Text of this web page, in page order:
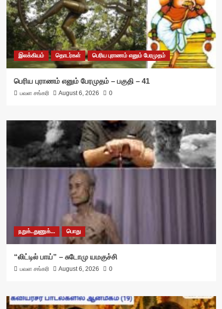
இலக்கியம் தொடர்கள் பெரிய புராணம் எனும் பேரமுதம்
பெரிய புராணம் எனும் பேரமுதம் – பகுதி – 41
பவள சங்கரி August 6, 2026 0
நறுக்..துணுக்... பொது
“லிட்டில் பாய்” – சுடோமு யமகுச்சி
பவள சங்கரி August 6, 2026 0